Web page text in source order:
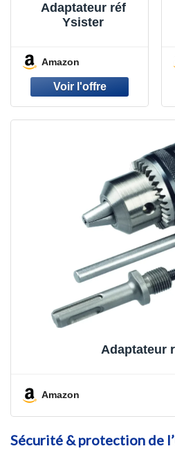
Adaptateur réf
Ysister
Amazon
Adaptateur
Amazon
Sécurité & protection de